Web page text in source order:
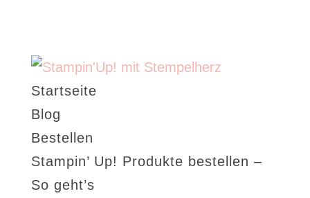
Startseite
Blog
Bestellen
Stampin’ Up! Produkte bestellen –
So geht’s